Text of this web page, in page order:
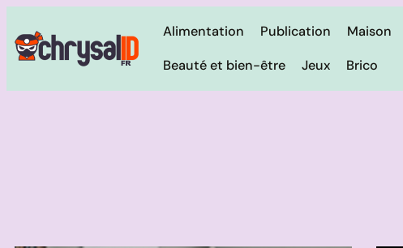
Alimentation Publication Maison
Beauté et bien-être
Jeux Brico